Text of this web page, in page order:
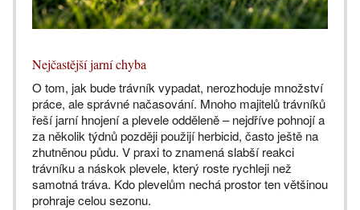
Nejčastější jarní chyba
O tom, jak bude trávník vypadat, nerozhoduje množství
práce, ale správné načasování. Mnoho majitelů trávníků
řeší jarní hnojení a plevele odděleně – nejdříve pohnojí a
za několik týdnů později použijí herbicid, často ještě na
zhutněnou půdu. V praxi to znamená slabší reakci
trávníku a náskok plevele, který roste rychleji než
samotná tráva. Kdo plevelům nechá prostor ten většinou
prohraje celou sezonu.